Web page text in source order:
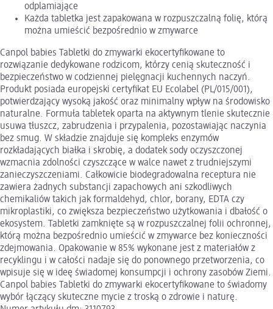
odplamiające
Każda tabletka jest zapakowana w rozpuszczalną folię, którą
można umieścić bezpośrednio w zmywarce
Canpol babies Tabletki do zmywarki ekocertyfikowane to
rozwiązanie dedykowane rodzicom, którzy cenią skuteczność i
bezpieczeństwo w codziennej pielęgnacji kuchennych naczyń.
Produkt posiada europejski certyfikat EU Ecolabel (PL/015/001),
potwierdzający wysoką jakość oraz minimalny wpływ na środowisko
naturalne. Formuła tabletek oparta na aktywnym tlenie skutecznie
usuwa tłuszcz, zabrudzenia i przypalenia, pozostawiając naczynia
bez smug. W składzie znajduje się kompleks enzymów
rozkładających białka i skrobię, a dodatek sody oczyszczonej
wzmacnia zdolności czyszczące w walce nawet z trudniejszymi
zanieczyszczeniami. Całkowicie biodegradowalna receptura nie
zawiera żadnych substancji zapachowych ani szkodliwych
chemikaliów takich jak formaldehyd, chlor, borany, EDTA czy
mikroplastiki, co zwiększa bezpieczeństwo użytkowania i dbałość o
ekosystem. Tabletki zamknięte są w rozpuszczalnej folii ochronnej,
którą można bezpośrednio umieścić w zmywarce bez konieczności
zdejmowania. Opakowanie w 85% wykonane jest z materiałów z
recyklingu i w całości nadaje się do ponownego przetworzenia, co
wpisuje się w ideę świadomej konsumpcji i ochrony zasobów Ziemi.
Canpol babies Tabletki do zmywarki ekocertyfikowane to świadomy
wybór łączący skuteczne mycie z troską o zdrowie i naturę.